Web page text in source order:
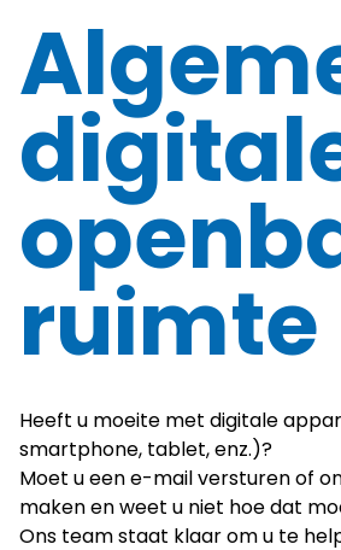
ruimte
Heeft u moeite met digitale
smartphone, tablet, enz.)?
Moet u een e-mail versturen of
maken en weet u niet hoe dat
Ons team staat klaar om u te